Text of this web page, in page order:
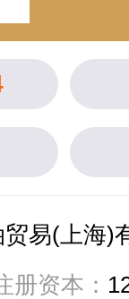
易(上海)
册资本：